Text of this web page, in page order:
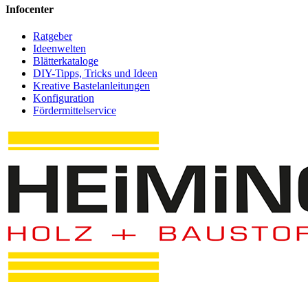
Infocenter
Ratgeber
Ideenwelten
Blätterkataloge
DIY-Tipps, Tricks und Ideen
Kreative Bastelanleitungen
Konfiguration
Fördermittelservice